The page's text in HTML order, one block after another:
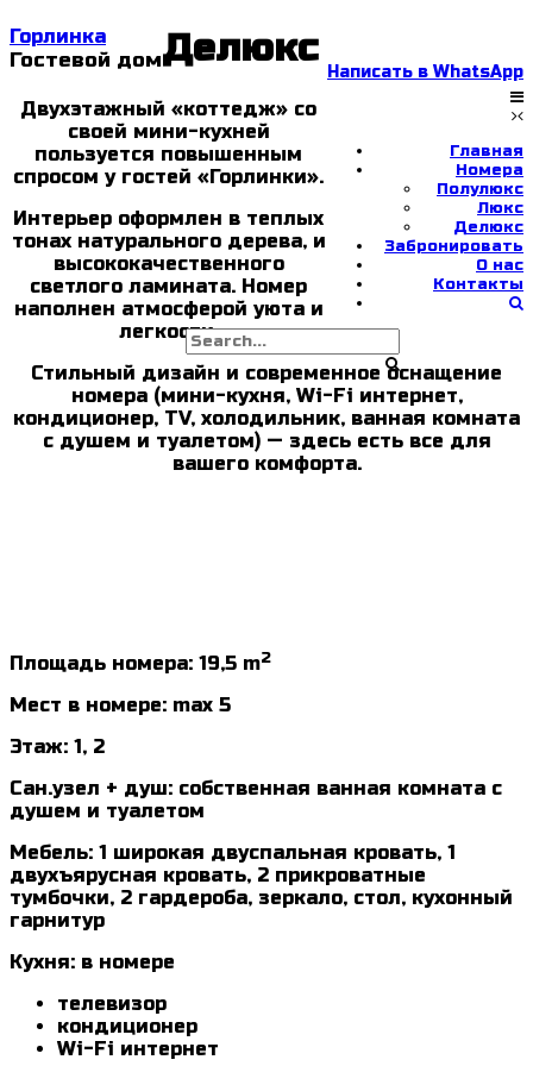
Skip
to
Горлинка
Гостевой дом Написать в WhatsApp
Главная
Номера
Полулюкс
Люкс
Делюкс
Забронировать
О нас
Контакты
Делюкс
Двухэтажный «коттедж» со
своей мини-кухней
пользуется повышенным
спросом у гостей «Горлинки».
Интерьер оформлен в теплых
тонах натурального дерева, и
высококачественного
светлого ламината. Номер
наполнен атмосферой уюта и
легкости.
Стильный дизайн и современное оснащение
номера (мини-кухня, Wi-Fi интернет,
кондиционер, TV, холодильник, ванная комната
с душем и туалетом) — здесь есть все для
вашего комфорта.
Площадь номера: 19,5 m2
Мест в номере: max 5
Этаж: 1, 2
Сан.узел + душ: собственная ванная комната с
душем и туалетом
Мебель: 1 широкая двуспальная кровать, 1
двухъярусная кровать, 2 прикроватные
тумбочки, 2 гардероба, зеркало, стол, кухонный
гарнитур
Кухня: в номере
телевизор
кондиционер
Wi-Fi интернет